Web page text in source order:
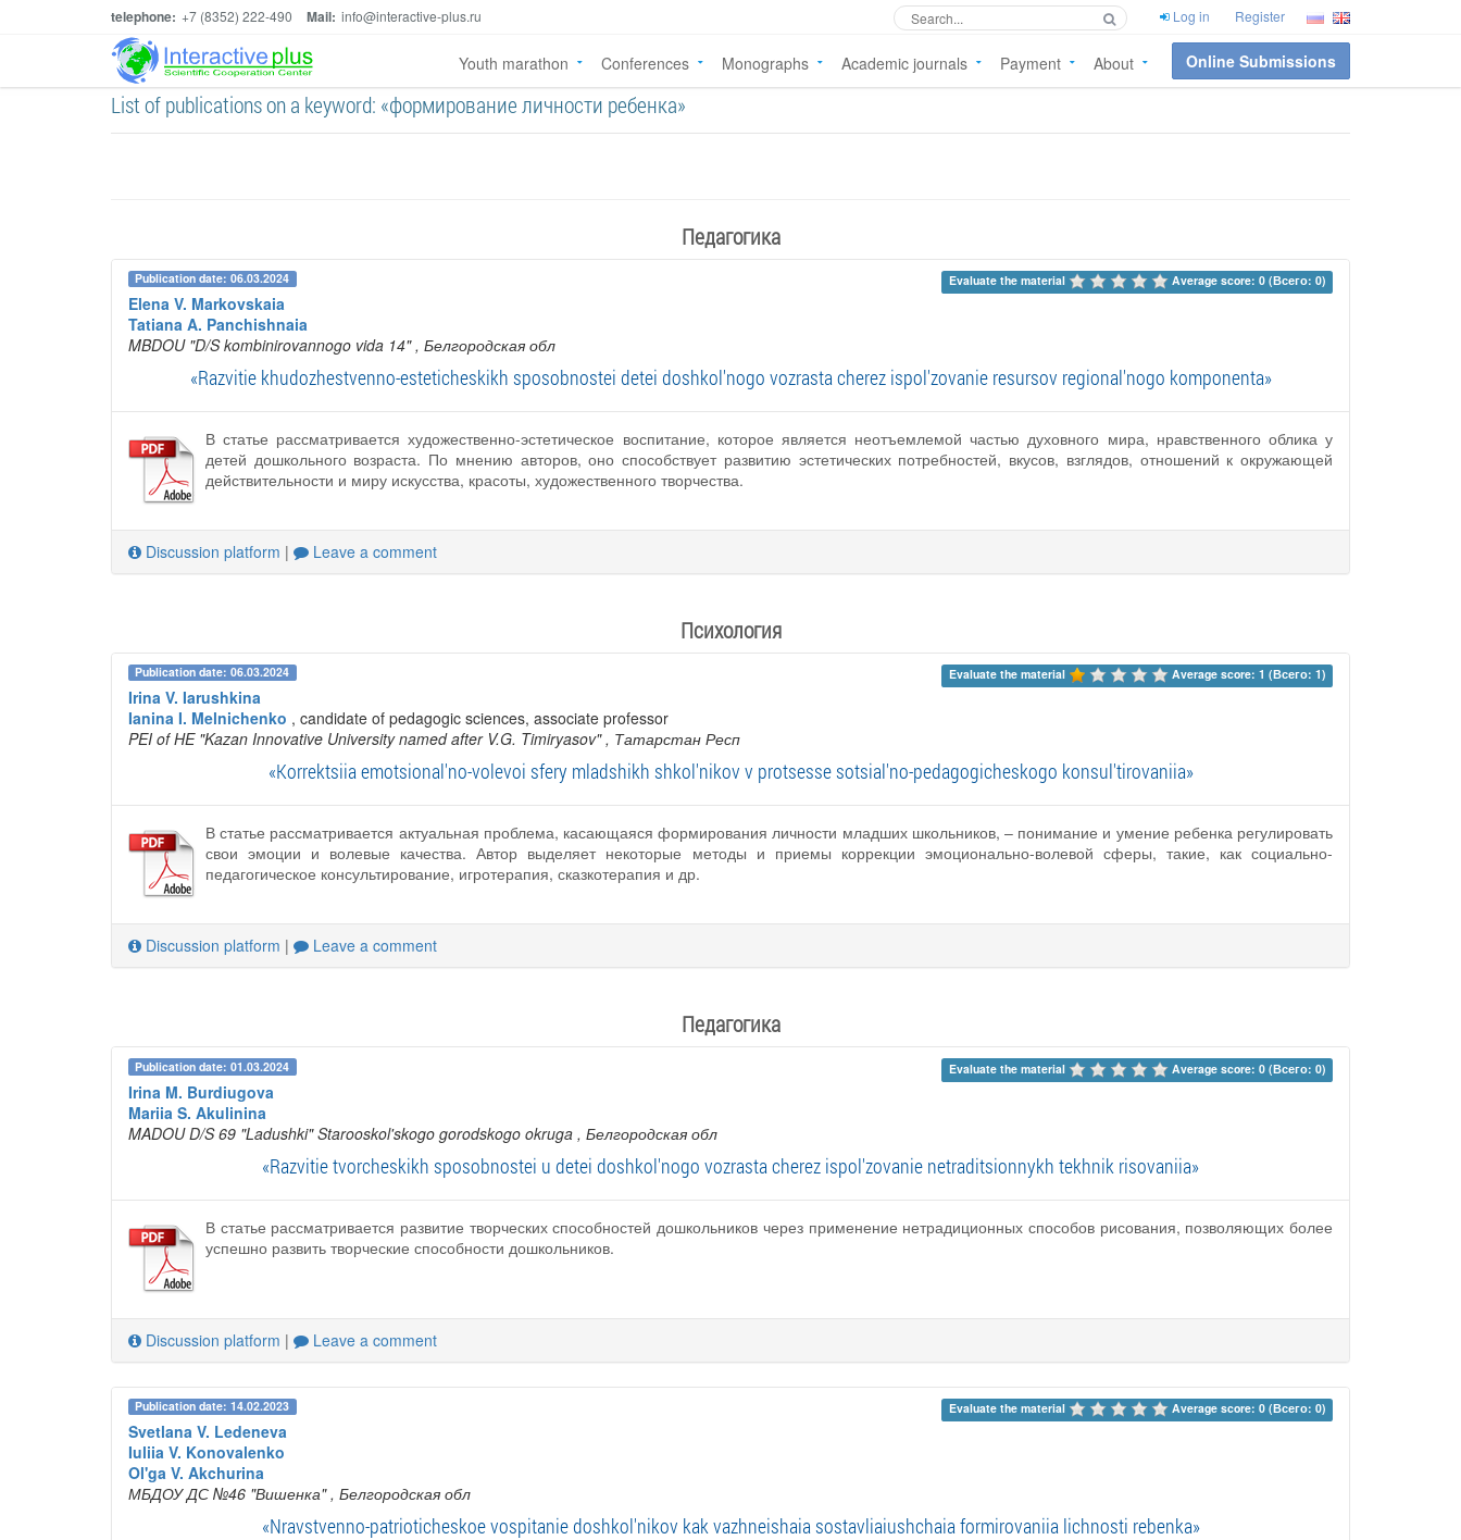
telephone: +7 (8352) 222-490 Mail: info@interactive-plus.ru Log in Register
Youth marathon Conferences Monographs Academic journals Payment About Online Submissions
List of publications on a keyword: «формирование личности ребенка»
Педагогика
Publication date: 06.03.2024 Evaluate the material Average score: 0 (Всего: 0)
Elena V. Markovskaia
Tatiana A. Panchishnaia
MBDOU "D/S kombinirovannogo vida 14" , Белгородская обл
«Razvitie khudozhestvenno-esteticheskikh sposobnostei detei doshkol'nogo vozrasta cherez ispol'zovanie resursov regional'nogo komponenta»
В статье рассматривается художественно-эстетическое воспитание, которое является неотъемлемой частью духовного мира, нравственного облика у
детей дошкольного возраста. По мнению авторов, оно способствует развитию эстетических потребностей, вкусов, взглядов, отношений к окружающей
действительности и миру искусства, красоты, художественного творчества.
Discussion platform | Leave a comment
Психология
Publication date: 06.03.2024 Evaluate the material Average score: 1 (Всего: 1)
Irina V. Iarushkina
Ianina I. Melnichenko , candidate of pedagogic sciences, associate professor
PEI of HE "Kazan Innovative University named after V.G. Timiryasov" , Татарстан Респ
«Korrektsiia emotsional'no-volevoi sfery mladshikh shkol'nikov v protsesse sotsial'no-pedagogicheskogo konsul'tirovaniia»
В статье рассматривается актуальная проблема, касающаяся формирования личности младших школьников, – понимание и умение ребенка регулировать
свои эмоции и волевые качества. Автор выделяет некоторые методы и приемы коррекции эмоционально-волевой сферы, такие, как социально-
педагогическое консультирование, игротерапия, сказкотерапия и др.
Discussion platform | Leave a comment
Педагогика
Publication date: 01.03.2024 Evaluate the material Average score: 0 (Всего: 0)
Irina M. Burdiugova
Mariia S. Akulinina
MADOU D/S 69 "Ladushki" Starooskol'skogo gorodskogo okruga , Белгородская обл
«Razvitie tvorcheskikh sposobnostei u detei doshkol'nogo vozrasta cherez ispol'zovanie netraditsionnykh tekhnik risovaniia»
В статье рассматривается развитие творческих способностей дошкольников через применение нетрадиционных способов рисования, позволяющих более
успешно развить творческие способности дошкольников.
Discussion platform | Leave a comment
Publication date: 14.02.2023 Evaluate the material Average score: 0 (Всего: 0)
Svetlana V. Ledeneva
Iuliia V. Konovalenko
Ol'ga V. Akchurina
МБДОУ ДС №46 "Вишенка" , Белгородская обл
«Nravstvenno-patrioticheskoe vospitanie doshkol'nikov kak vazhneishaia sostavliaiushchaia formirovaniia lichnosti rebenka»